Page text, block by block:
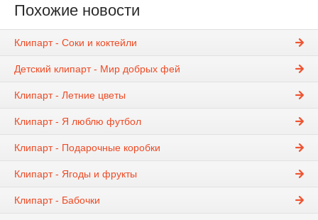
Похожие новости
Клипарт - Соки и коктейли
Детский клипарт - Мир добрых фей
Клипарт - Летние цветы
Клипарт - Я люблю футбол
Клипарт - Подарочные коробки
Клипарт - Ягоды и фрукты
Клипарт - Бабочки